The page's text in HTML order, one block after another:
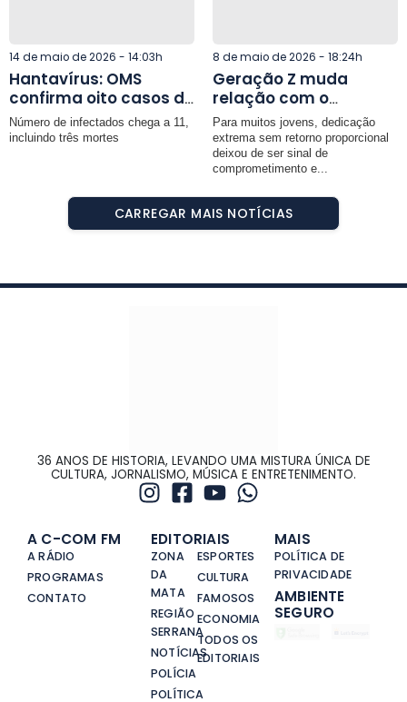
14 de maio de 2026 - 14:03h
Hantavírus: OMS
confirma oito casos de
cepa que causou surto
em navio
Número de infectados chega a 11,
incluindo três mortes
8 de maio de 2026 - 18:24h
Geração Z muda
relação com o
trabalho e desafia
modelo tradicional de
carreira
Para muitos jovens, dedicação
extrema sem retorno proporcional
deixou de ser sinal de
comprometimento e...
CARREGAR MAIS NOTÍCIAS
36 ANOS DE HISTORIA, LEVANDO UMA MISTURA ÚNICA DE
CULTURA, JORNALISMO, MÚSICA E ENTRETENIMENTO.
A C-COM FM
A RÁDIO
PROGRAMAS
CONTATO
EDITORIAIS
ZONA
DA
MATA
REGIÃO
SERRANA
NOTÍCIAS
POLÍCIA
POLÍTICA
ESPORTES
CULTURA
FAMOSOS
ECONOMIA
TODOS OS
EDITORIAIS
MAIS
POLÍTICA DE
PRIVACIDADE
AMBIENTE
SEGURO